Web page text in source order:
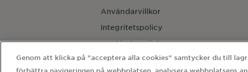
Användarvillkor
Integritetspolicy
Cookie-inställningar
Kontakta vårt dataskyddsombud
Genom att klicka på "acceptera alla cookies" samtycker du till